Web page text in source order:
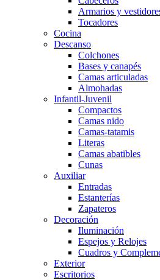
Armarios y
Tocadores
Cocina
Descanso
Colchones
Bases y canapés
Camas articuladas
Almohadas
Infantil-Juvenil
Compactos
Camas nido
Camas-tatamis
Literas
Camas abatibles
Cunas
Auxiliar
Entradas
Estanterías
Zapateros
Decoración
Iluminación
Espejos y Relojes
Cuadros y
Exterior
Escritorios